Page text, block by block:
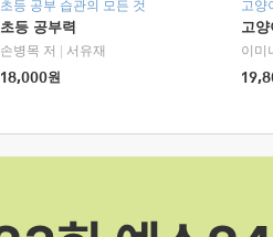
초등 공부 습관의 모든 것
초등 공부력
손병목 저
서유재
18,000원
고양
고
이미